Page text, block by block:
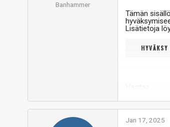
Banhammer
Tämän
Lisätietoja
Jan 17, 2025